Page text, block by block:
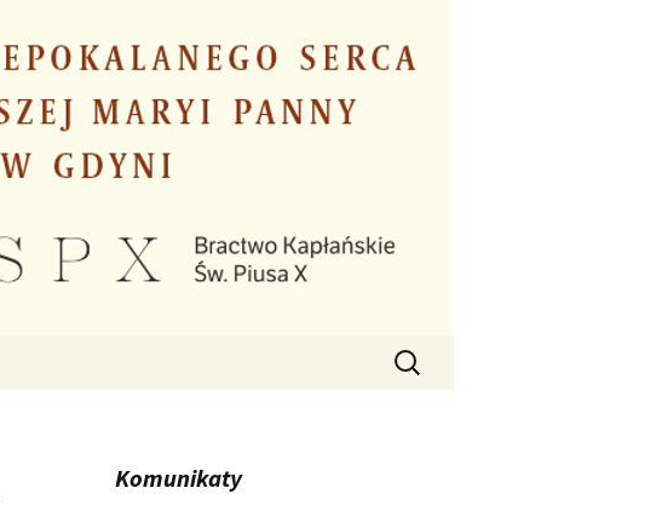
Szukaj:
Komunikaty